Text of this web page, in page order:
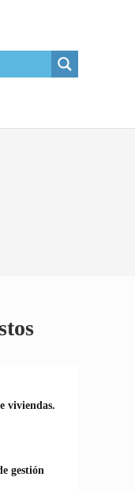
viviendas.
gestión